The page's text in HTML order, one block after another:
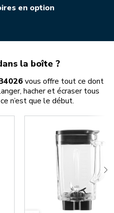
en option
la boîte ?
vous offre tout ce dont
hacher et écraser tous
n’est que le début.